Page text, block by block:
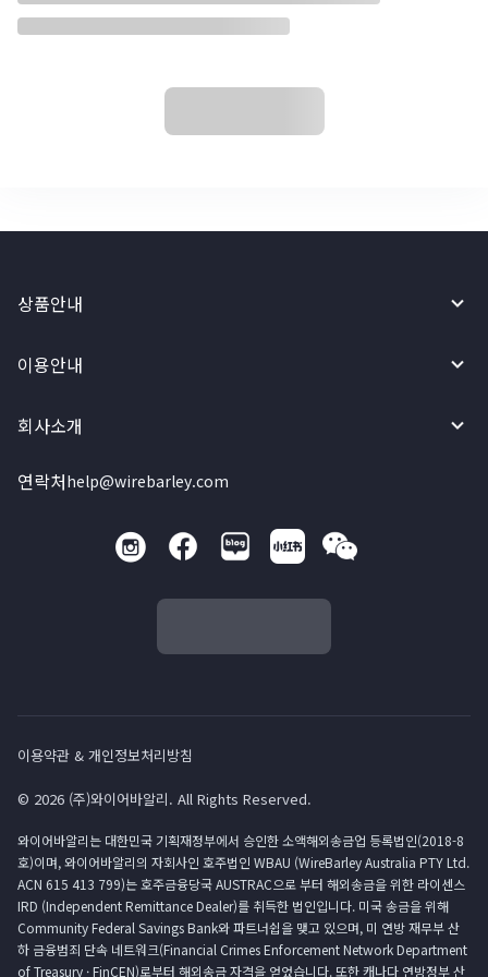
상품안내
이용안내
회사소개
연락처help@wirebarley.com
이용약관 & 개인정보처리방침
© 2026 (주)와이어바알리. All Rights Reserved.
와이어바알리는 대한민국 기획재정부에서 승인한 소액해외송금업 등록법인(2018-8
호)이며, 와이어바알리의 자회사인 호주법인 WBAU (WireBarley Australia PTY Ltd.
ACN 615 413 799)는 호주금융당국 AUSTRAC으로 부터 해외송금을 위한 라이센스
IRD (Independent Remittance Dealer)를 취득한 법인입니다. 미국 송금을 위해
Community Federal Savings Bank와 파트너쉽을 맺고 있으며, 미 연방 재무부 산
하 금융범죄 단속 네트워크(Financial Crimes Enforcement Network Department
of Treasury · FinCEN)로부터 해외송금 자격을 얻었습니다. 또한 캐나다 연방정부 산